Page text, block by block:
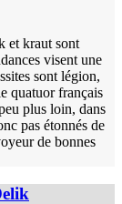
et kraut sont
visent une
sont légion,
quatuor français
plus loin, dans
pas étonnés de
de bonnes